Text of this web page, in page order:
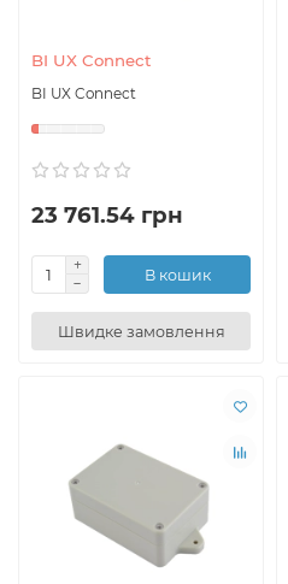
BI UX Connect
BI UX Connect
23 761.54 грн
В кошик
Швидке замовлення